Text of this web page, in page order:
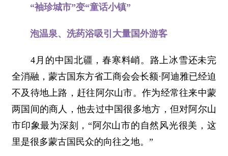
“袖珍城市”变“童话小镇”
泡温泉、洗药浴吸引大量国外游客
4月的中国北疆，春寒料峭。路上冰雪还未完
全消融，蒙古国东方省工商会会长额·阿迪雅已经迫
不及待地上路，赶往阿尔山市。作为经常往来中蒙
两国间的商人，他去过中国很多地方，但对阿尔山
市印象最为深刻，“阿尔山市的自然风光很美，这
里是很多蒙古国民众的向往之地。”